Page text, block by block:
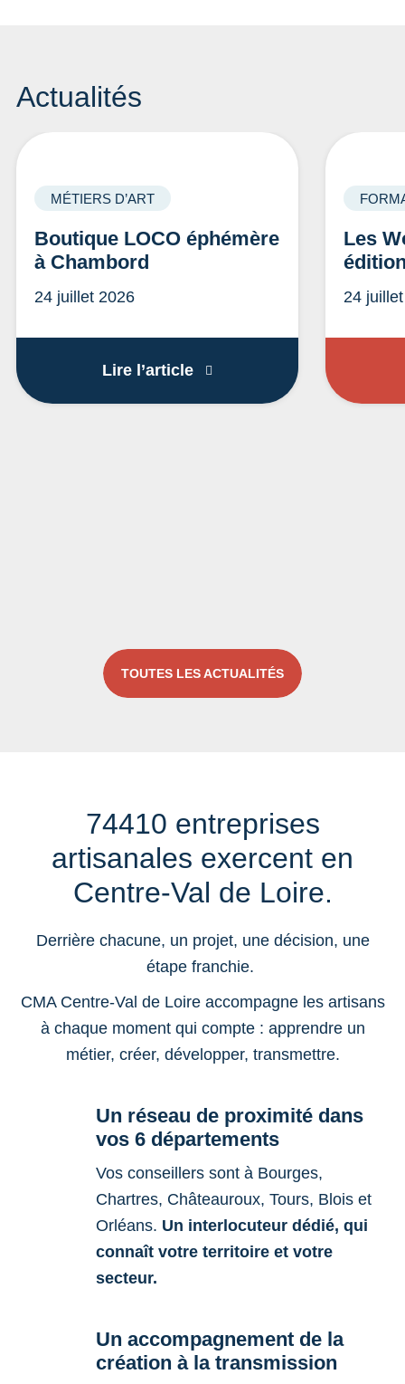
Actualités
Boutique LOCO éphémère
à Chambord
MÉTIERS D’ART
24 juillet 2026
Lire l’articleBoutique LOCO éphémère
Les
24
TOUTES LES ACTUALITÉS
74410 entreprises
artisanales exercent en
Centre-Val de Loire.
Derrière chacune, un projet, une décision, une
étape franchie.
CMA Centre-Val de Loire accompagne les artisans
à chaque moment qui compte : apprendre un
métier, créer, développer, transmettre.
Un réseau de proximité dans
vos 6 départements
Vos conseillers sont à Bourges,
Chartres, Châteauroux, Tours, Blois et
Orléans. Un interlocuteur dédié, qui
connaît votre territoire et votre
secteur.
Un accompagnement de la
création à la transmission